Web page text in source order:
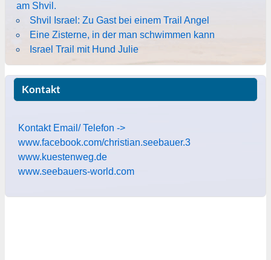
am Shvil.
Shvil Israel: Zu Gast bei einem Trail Angel
Eine Zisterne, in der man schwimmen kann
Israel Trail mit Hund Julie
Kontakt
Kontakt Email/ Telefon ->
www.facebook.com/christian.seebauer.3
www.kuestenweg.de
www.seebauers-world.com